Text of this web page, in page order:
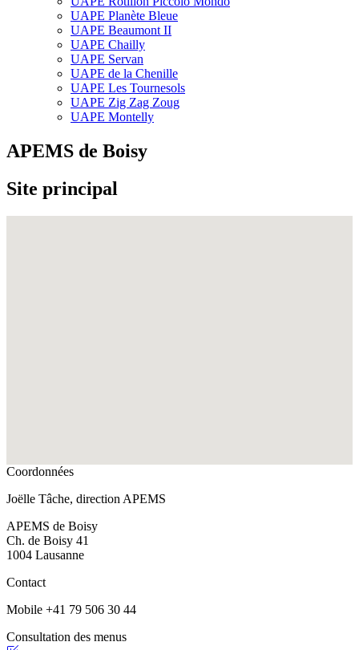
UAPE Planète Bleue
UAPE Beaumont II
UAPE Chailly
UAPE Servan
UAPE de la Chenille
UAPE Les Tournesols
UAPE Zig Zag Zoug
UAPE Montelly
APEMS de Boisy
Site principal
Coordonnées
Joëlle Tâche, direction APEMS
APEMS de Boisy
Ch. de Boisy 41
1004 Lausanne
Contact
Mobile +41 79 506 30 44
Consultation des menus